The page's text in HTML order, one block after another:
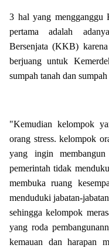
3 hal yang mengganggu
pertama adalah
Bersenjata (KKB) karena
berjuang untuk
sumpah tanah dan
"Kemudian kelompok
orang stress. kelompok
yang ingin
pemerintah tidak
membuka ruang
menduduki jabatan-
sehingga kelompok
yang roda
kemauan dan harapan